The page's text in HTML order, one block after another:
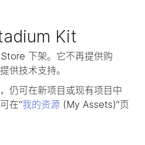
Kit
下架。它不再提供购
供技术支持。
仍可在新项目或现有项目中
在“我的资源 (My Assets)”页